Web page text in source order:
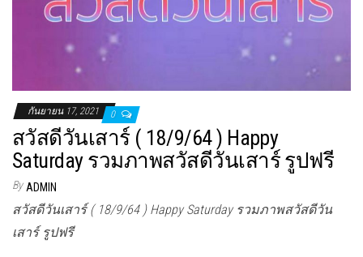
กันยายน 17, 2021 0
สวัสดีวันเสาร์ ( 18/9/64 ) Happy
Saturday รวมภาพสวัสดีวันเสาร์ รูปฟรี
By ADMIN
สวัสดีวันเสาร์ ( 18/9/64 ) Happy Saturday รวมภาพสวัสดีวัน
เสาร์ รูปฟรี